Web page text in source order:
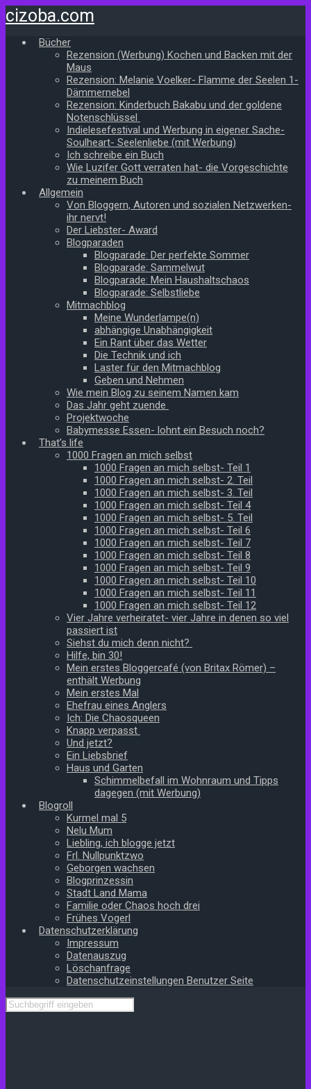
Zum
Hauptinhalt
springen
cizoba.com
Bücher
Rezension (Werbung) Kochen und Backen mit der
Maus
Rezension: Melanie Voelker- Flamme der Seelen 1-
Dämmernebel
Rezension: Kinderbuch Bakabu und der goldene
Notenschlüssel
Indielesefestival und Werbung in eigener Sache-
Soulheart- Seelenliebe (mit Werbung)
Ich schreibe ein Buch
Wie Luzifer Gott verraten hat- die Vorgeschichte
zu meinem Buch
Allgemein
Von Bloggern, Autoren und sozialen Netzwerken-
ihr nervt!
Der Liebster- Award
Blogparaden
Blogparade: Der perfekte Sommer
Blogparade: Sammelwut
Blogparade: Mein Haushaltschaos
Blogparade: Selbstliebe
Mitmachblog
Meine Wunderlampe(n)
abhängige Unabhängigkeit
Ein Rant über das Wetter
Die Technik und ich
Laster für den Mitmachblog
Geben und Nehmen
Wie mein Blog zu seinem Namen kam
Das Jahr geht zuende
Projektwoche
Babymesse Essen- lohnt ein Besuch noch?
That’s life
1000 Fragen an mich selbst
1000 Fragen an mich selbst- Teil 1
1000 Fragen an mich selbst- 2. Teil
1000 Fragen an mich selbst- 3. Teil
1000 Fragen an mich selbst- Teil 4
1000 Fragen an mich selbst- 5. Teil
1000 Fragen an mich selbst- Teil 6
1000 Fragen an mich selbst- Teil 7
1000 Fragen an mich selbst- Teil 8
1000 Fragen an mich selbst- Teil 9
1000 Fragen an mich selbst- Teil 10
1000 Fragen an mich selbst- Teil 11
1000 Fragen an mich selbst- Teil 12
Vier Jahre verheiratet- vier Jahre in denen so viel
passiert ist
Siehst du mich denn nicht?
Hilfe, bin 30!
Mein erstes Bloggercafé (von Britax Römer) –
enthält Werbung
Mein erstes Mal
Ehefrau eines Anglers
Ich: Die Chaosqueen
Knapp verpasst
Und jetzt?
Ein Liebsbrief
Haus und Garten
Schimmelbefall im Wohnraum und Tipps
dagegen (mit Werbung)
Blogroll
Kurmel mal 5
Nelu Mum
Liebling, ich blogge jetzt
Frl. Nullpunktzwo
Geborgen wachsen
Blogprinzessin
Stadt Land Mama
Familie oder Chaos hoch drei
Frühes Vogerl
Datenschutzerklärung
Impressum
Datenauszug
Löschanfrage
Datenschutzeinstellungen Benutzer Seite